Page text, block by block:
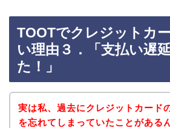
TOOTでクレジットカ
い理由３．「支払い遅
た！」
実は私、過去にクレジットカード
を忘れてしまっていたことがある